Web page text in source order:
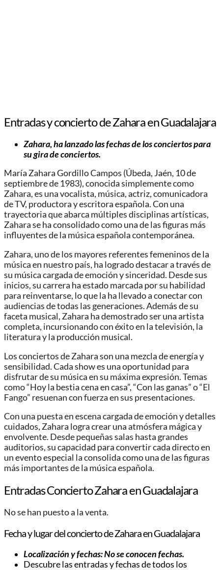
Entradas y concierto de Zahara en Guadalajara
Zahara, ha lanzado las fechas de los conciertos para
su gira de conciertos.
María Zahara Gordillo Campos (Úbeda, Jaén, 10 de
septiembre de 1983), conocida simplemente como
Zahara, es una vocalista, música, actriz, comunicadora
de TV, productora y escritora española. Con una
trayectoria que abarca múltiples disciplinas artísticas,
Zahara se ha consolidado como una de las figuras más
influyentes de la música española contemporánea.
Zahara, uno de los mayores referentes femeninos de la
música en nuestro país, ha logrado destacar a través de
su música cargada de emoción y sinceridad. Desde sus
inicios, su carrera ha estado marcada por su habilidad
para reinventarse, lo que la ha llevado a conectar con
audiencias de todas las generaciones. Además de su
faceta musical, Zahara ha demostrado ser una artista
completa, incursionando con éxito en la televisión, la
literatura y la producción musical.
Los conciertos de Zahara son una mezcla de energía y
sensibilidad. Cada show es una oportunidad para
disfrutar de su música en su máxima expresión. Temas
como “Hoy la bestia cena en casa”, “Con las ganas” o “El
Fango” resuenan con fuerza en sus presentaciones.
Con una puesta en escena cargada de emoción y detalles
cuidados, Zahara logra crear una atmósfera mágica y
envolvente. Desde pequeñas salas hasta grandes
auditorios, su capacidad para convertir cada directo en
un evento especial la consolida como una de las figuras
más importantes de la música española.
Entradas Concierto Zahara en Guadalajara
No se han puesto a la venta.
Fecha y lugar del concierto de Zahara en Guadalajara
Localización y fechas: No se conocen fechas.
Descubre las entradas y fechas de todos los